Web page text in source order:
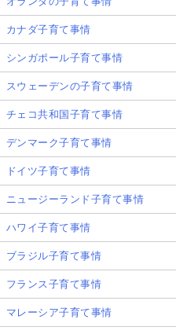
カナダ子育て事情
シンガポール子育て事情
スウェーデンの子育て事情
チェコ共和国子育て事情
デンマーク子育て事情
ドイツ子育て事情
ニュージーランド子育て事情
ハワイ子育て事情
ブラジル子育て事情
フランス子育て事情
マレーシア子育て事情